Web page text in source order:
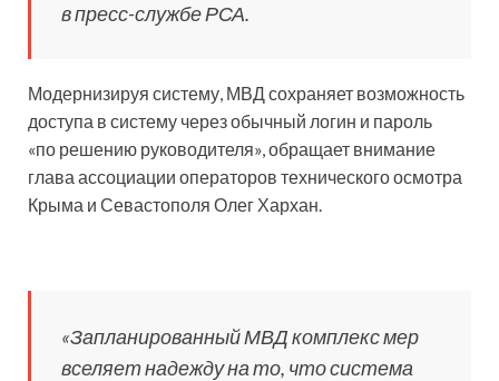
в пресс-службе РСА.
Модернизируя систему, МВД сохраняет возможность
доступа в систему через обычный логин и пароль
«по решению руководителя», обращает внимание
глава ассоциации операторов технического осмотра
Крыма и Севастополя Олег Хархан.
«Запланированный МВД комплекс мер
вселяет надежду на то, что система